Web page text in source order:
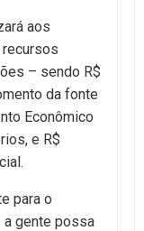
aos
– sendo R$
da fonte
Econômico
e R$
para o
a gente possa